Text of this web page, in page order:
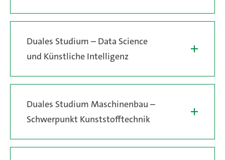
Duales Studium – Data Science
und Künstliche Intelligenz
Duales Studium Maschinenbau –
Schwerpunkt Kunststofftechnik